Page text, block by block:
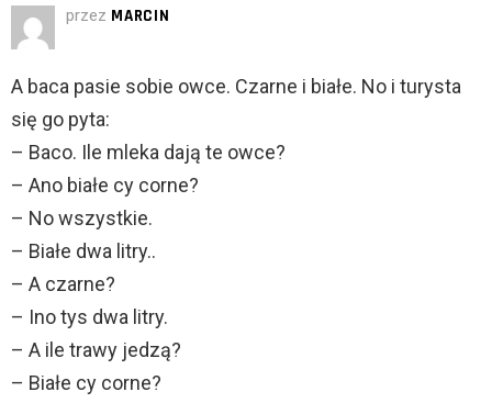
przez MARCIN
A baca pasie sobie owce. Czarne i białe. No i turysta
się go pyta:
– Baco. Ile mleka dają te owce?
– Ano białe cy corne?
– No wszystkie.
– Białe dwa litry..
– A czarne?
– Ino tys dwa litry.
– A ile trawy jedzą?
– Białe cy corne?